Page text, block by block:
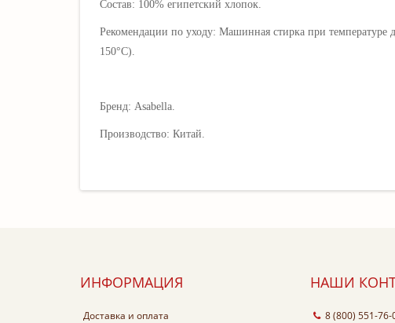
Состав: 100% египетский хлопок.
Рекомендации по уходу: Машинная стирка при температуре
150°C).
Бренд: Asabella.
Производство: Китай.
ИНФОРМАЦИЯ
Доставка и оплата
НАШИ
8 (800) 551-76-